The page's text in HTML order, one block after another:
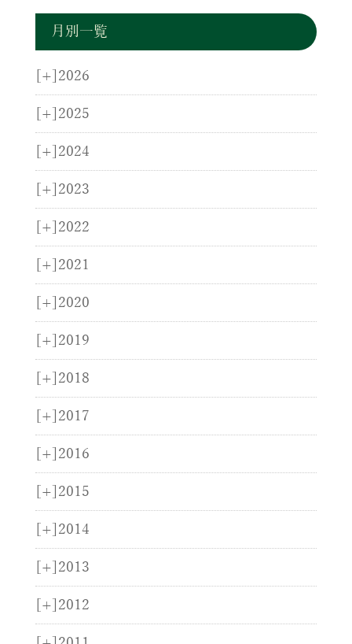
月別一覧
[+] 2026
[+] 2025
[+] 2024
[+] 2023
[+] 2022
[+] 2021
[+] 2020
[+] 2019
[+] 2018
[+] 2017
[+] 2016
[+] 2015
[+] 2014
[+] 2013
[+] 2012